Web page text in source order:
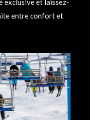
exclusive et laissez-
entre confort et